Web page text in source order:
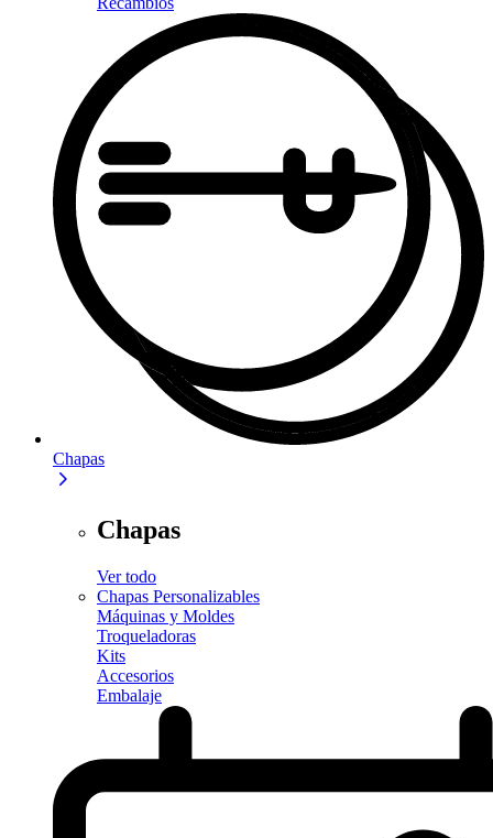
Chapas
Chapas
Ver todo
Chapas Personalizables
Máquinas y Moldes
Troqueladoras
Kits
Accesorios
Embalaje